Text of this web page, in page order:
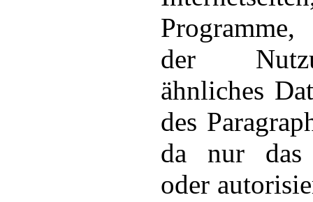
Programme,
der
ähnliches
des
da nur das
oder